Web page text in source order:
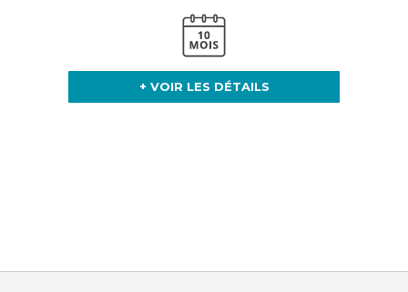
+ VOIR LES DÉTAILS